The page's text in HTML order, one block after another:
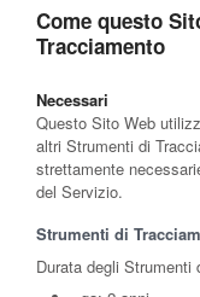
Come questo
Tracciamento
Necessari
Questo Sito Web
altri Strumenti di
strettamente
del Servizio.
Strumenti di
Durata degli Strumenti